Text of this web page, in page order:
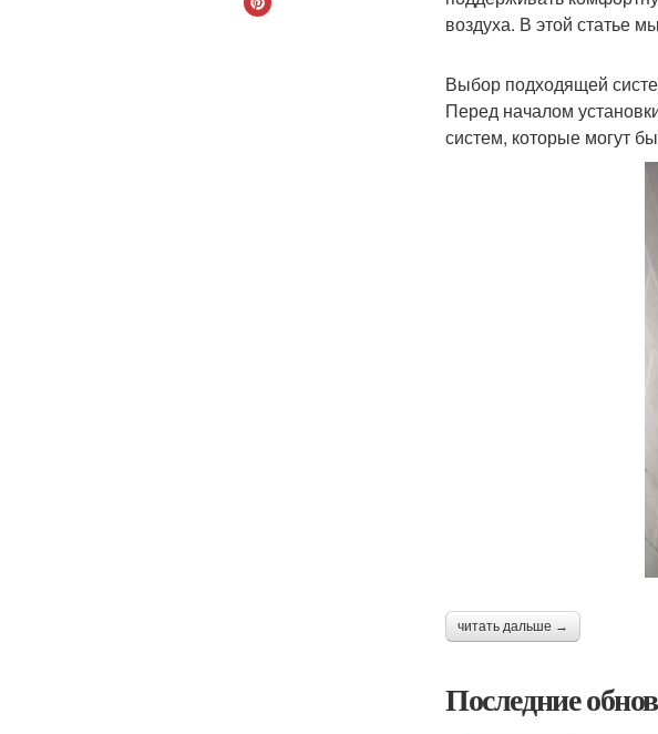
воздуха. В этой статье
Выбор подходящей
Перед началом
систем, которые могут
читать дальше →
Последние